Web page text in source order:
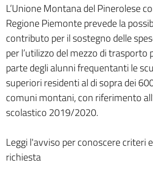
L’Unione Montana del Pinerolese
Regione Piemonte prevede la
contributo per il sostegno delle
per l’utilizzo del mezzo di trasporto
parte degli alunni frequentanti le
superiori residenti al di sopra dei
comuni montani, con riferimento
scolastico 2019/2020.
Leggi l'avviso per conoscere criteri
richiesta